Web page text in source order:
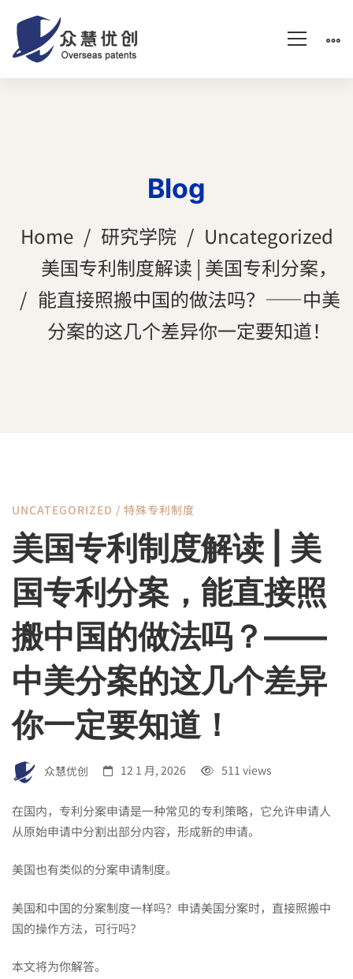
Blog
Home 研究学院
Uncategorized
美国专利制度解读 | 美国专利分案，
能直接照搬中国的做法吗？——中美
分案的这几个差异你一定要知道！
美
国
专
利
制
度
解
读
|
UNCATEGORIZED / 特殊专利制度
美国专利制度解读 | 美
国专利分案，能直接照
搬中国的做法吗？——
中美分案的这几个差异
你一定要知道！
众慧优创 12 1 月, 2026 511 views
在国内，专利分案申请是一种常见的专利策略，它允许申请人
从原始申请中分割出部分内容，形成新的申请。
美国也有类似的分案申请制度。
美国和中国的分案制度一样吗？申请美国分案时，直接照搬中
国的操作方法，可行吗？
本文将为你解答。